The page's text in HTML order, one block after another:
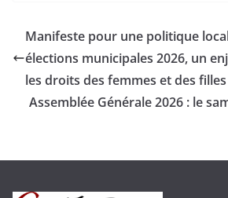
Manifeste pour une politique
élections municipales 2026, un
les droits des femmes et des filles
Assemblée Générale 2026 : le